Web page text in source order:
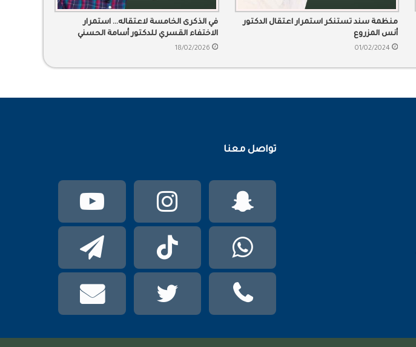
منظمة سند تستنكر استمرار اعتقال الدكتور
أنس المزروع
01/02/2024
في الذكرى الخامسة لاعتقاله… استمرار
الاختفاء القسري للدكتور أسامة الحسني
18/02/2026
تواصل معنا
يوتيوبانستقرام سناب
تشات
تيلقرام TikTok واتساب
mail
عربي
phone